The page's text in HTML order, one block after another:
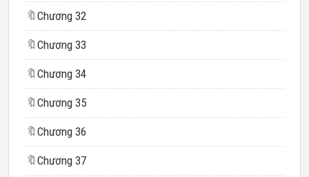
🔖 Chương 32
🔖 Chương 33
🔖 Chương 34
🔖 Chương 35
🔖 Chương 36
🔖 Chương 37